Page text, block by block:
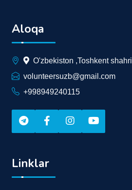
Aloqa
O'zbekiston ,Toshkent shahri
volunteersuzb@gmail.com
+998949240115
Linklar